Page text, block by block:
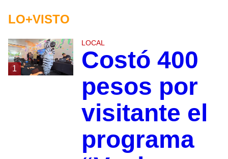
LO+VISTO
1
LOCAL
Costó 400
pesos por
visitante el
programa